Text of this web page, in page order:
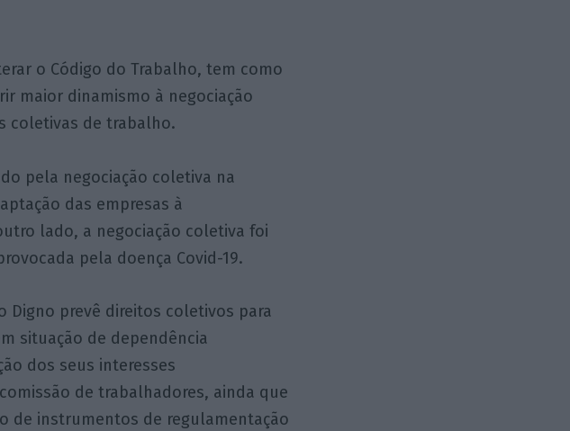
o Código do Trabalho, tem como
maior dinamismo à negociação
coletivas de trabalho.
pela negociação coletiva na
das empresas à
lado, a negociação coletiva foi
pela doença Covid-19.
Digno prevê direitos coletivos para
situação de dependência
dos seus interesses
de trabalhadores, ainda que
de instrumentos de regulamentação